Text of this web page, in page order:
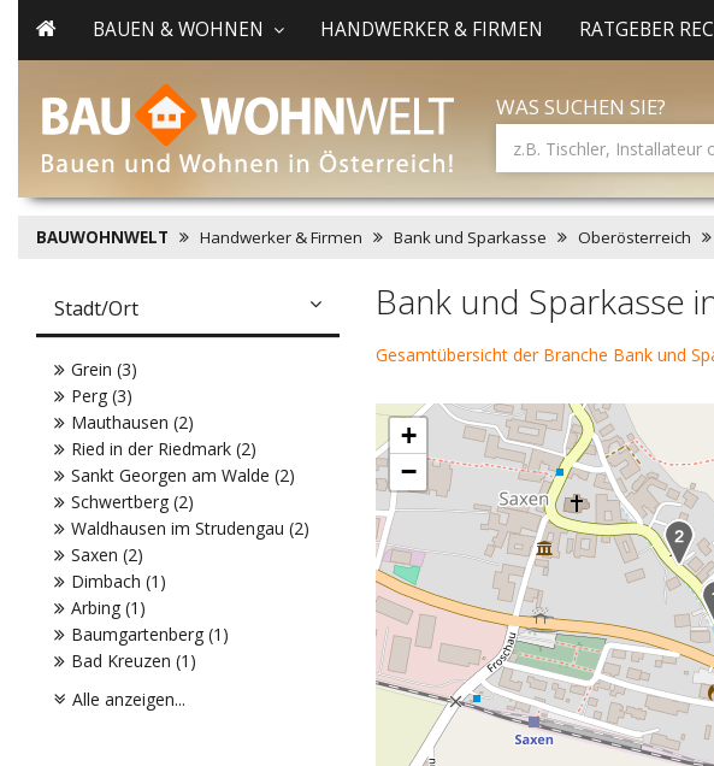
BAUEN & WOHNEN HANDWERKER & FIRMEN RATGEBER
WAS SUCHEN SIE?
BAUWOHNWELT Handwerker & Firmen Bank und Sparkasse Oberösterreich
Bank und Sparkasse
Gesamtübersicht der Branche Bank und
+
−
Stadt/Ort
Grein (3)
Perg (3)
Mauthausen (2)
Ried in der Riedmark (2)
Sankt Georgen am Walde (2)
Schwertberg (2)
Waldhausen im Strudengau (2)
Saxen (2)
Dimbach (1)
Arbing (1)
Baumgartenberg (1)
Bad Kreuzen (1)
Alle anzeigen...